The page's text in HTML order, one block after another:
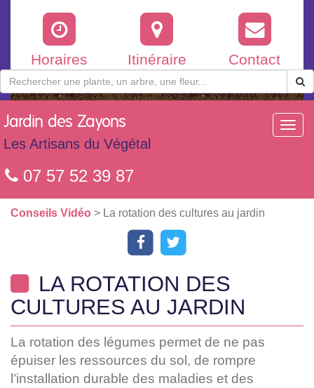
Horaires Itinéraire Contact
Jardin des Zayons
Les Artisans du Végétal
07 57 52 39 87
Conseils Vidéo > La rotation des cultures au jardin
LA ROTATION DES
CULTURES AU JARDIN
La rotation des légumes permet de ne pas
épuiser les ressources du sol, de rompre
l’installation durable des maladies et des